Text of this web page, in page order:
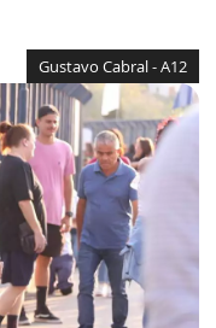
Gustavo Cabral - A12